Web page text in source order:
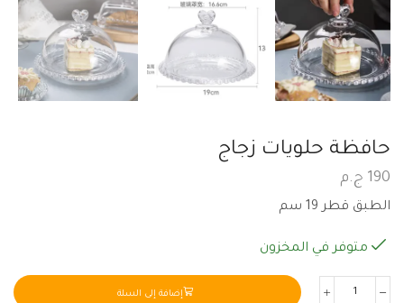
حافظة حلويات زجاج
190 ج.م
الطبق قطر 19 سم
متوفر في المخزون
إضافة إلى السلة